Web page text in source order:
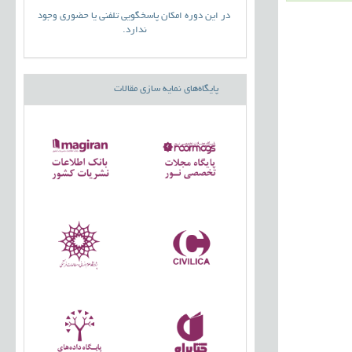
در این دوره امکان پاسخگویی تلفنی یا حضوری وجود
ندارد.
پایگاه‌های نمایه سازی مقالات